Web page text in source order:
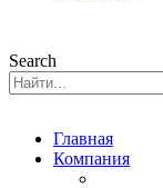
Search
Главная
Компания